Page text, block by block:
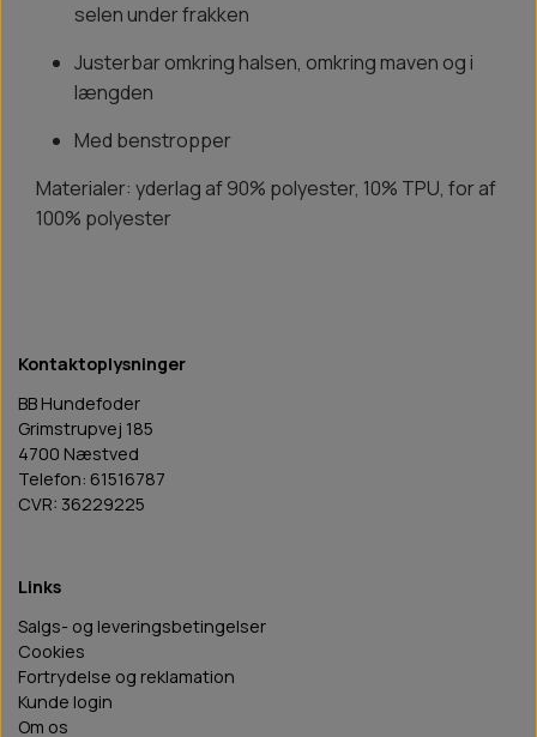
selen under frakken
Justerbar omkring halsen, omkring maven og i
længden
Med benstropper
Materialer: yderlag af 90% polyester, 10% TPU, for af
100% polyester
Kontaktoplysninger
BB Hundefoder
Grimstrupvej 185
4700 Næstved
Telefon: 61516787
CVR: 36229225
Links
Salgs- og leveringsbetingelser
Cookies
Fortrydelse og reklamation
Kunde login
Om os